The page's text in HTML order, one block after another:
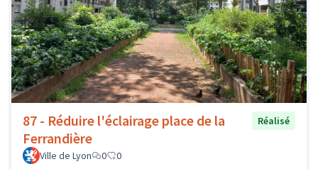
87 - Réduire l'éclairage place de la
Ferrandière
Réalisé
Ville de Lyon 0 0